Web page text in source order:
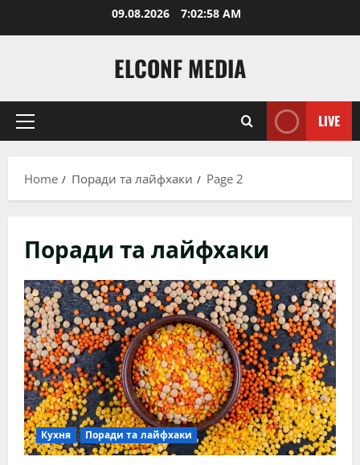
09.08.2026 7:03:00 AM
ELCONF MEDIA
Primary
LIVE
Home Поради та лайфхаки Page 2
Поради та лайфхаки
Кухня Поради та лайфхаки